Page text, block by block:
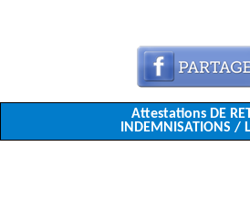
Attestations DE
INDEMNISATIONS /